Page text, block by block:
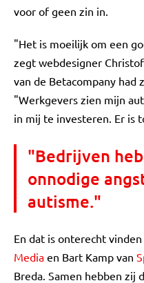
voor of geen zin in.
"Het is moeilijk om een
zegt webdesigner
van de Betacompany
"Werkgevers zien mijn
in mij te investeren. Er is
"Bedrijven
onnodige
autisme."
En dat is onterecht
Media en Bart Kamp van
Breda. Samen hebben zij